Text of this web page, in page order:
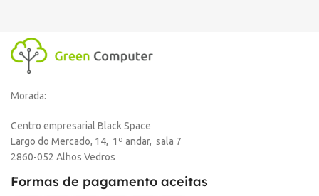
Morada:
Centro empresarial Black Space
Largo do Mercado, 14, 1º andar, sala 7
2860-052 Alhos Vedros
Formas de pagamento aceitas